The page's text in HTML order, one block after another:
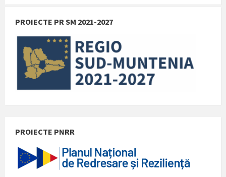
PROIECTE PR SM 2021-2027
PROIECTE PNRR